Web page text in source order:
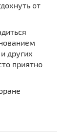
от
других
приятно